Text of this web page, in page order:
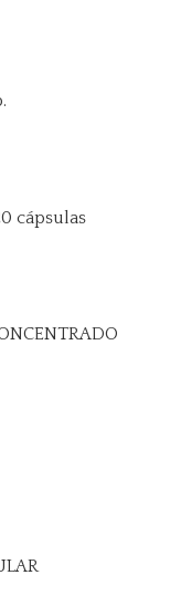
cápsulas